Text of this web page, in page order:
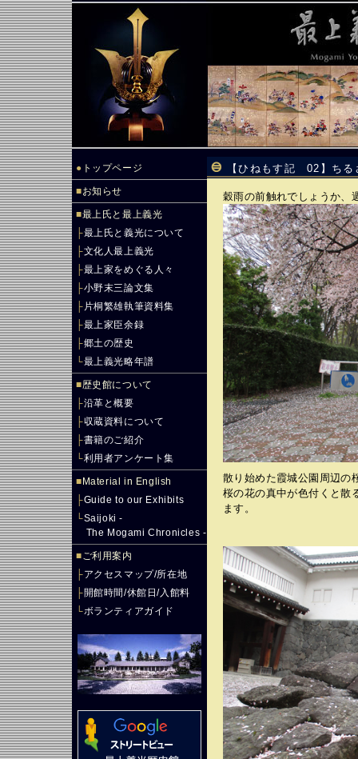
● トップページ
■お知らせ
■最上氏と最上義光
├最上氏と義光について
├文化人最上義光
├最上家をめぐる人々
├小野末三論文集
├ 片桐繁雄執筆資料集
├最上家臣余録
├郷土の歴史
└最上義光略年譜
■歴史館について
├沿革と概要
├収蔵資料について
├書籍のご紹介
└利用者アンケート集
■ Material in English
├Guide to our Exhibits
└Saijoki -
The Mogami Chronicles -
■ご利用案内
├アクセスマップ/所在地
├開館時間/休館日/入館料
└ボランティアガイド
【ひねもす記 02】ちる
穀雨の前触れでしょうか、
散り始めた霞城公園周辺の
桜の花の真中が色付くと散
ます。